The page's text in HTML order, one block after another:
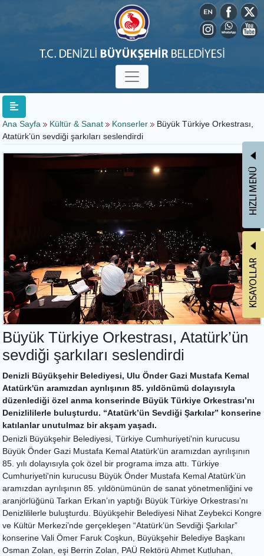
Ana Sayfa Kültür & Sanat Konserler
Büyük Türkiye Orkestrası,
Atatürk’ün sevdiği şarkıları seslendirdi
Büyük Türkiye Orkestrası, Atatürk’ün
sevdiği şarkıları seslendirdi
Denizli Büyükşehir Belediyesi, Ulu Önder Gazi Mustafa Kemal
Atatürk'ün aramızdan ayrılışının 85. yıldönümü dolayısıyla
düzenlediği özel anma konserinde Büyük Türkiye Orkestrası’nı
Denizlililerle buluşturdu. “Atatürk’ün Sevdiği Şarkılar” konserine
katılanlar unutulmaz bir akşam yaşadı.
Denizli Büyükşehir Belediyesi, Türkiye Cumhuriyeti'nin kurucusu
Büyük Önder Gazi Mustafa Kemal Atatürk’ün aramızdan ayrılışının
85. yılı dolayısıyla çok özel bir programa imza attı. Türkiye
Cumhuriyeti'nin kurucusu Büyük Önder Mustafa Kemal Atatürk’ün
aramızdan ayrılışının 85. yıldönümünün de sanat yönetmenliğini ve
aranjörlüğünü Tarkan Erkan’ın yaptığı Büyük Türkiye Orkestrası’nı
Denizlililerle buluşturdu. Büyükşehir Belediyesi Nihat Zeybekci Kongre
ve Kültür Merkezi’nde gerçekleşen “Atatürk’ün Sevdiği Şarkılar”
konserine Vali Ömer Faruk Coşkun, Büyükşehir Belediye Başkanı
Osman Zolan, eşi Berrin Zolan, PAÜ Rektörü Ahmet Kutluhan,